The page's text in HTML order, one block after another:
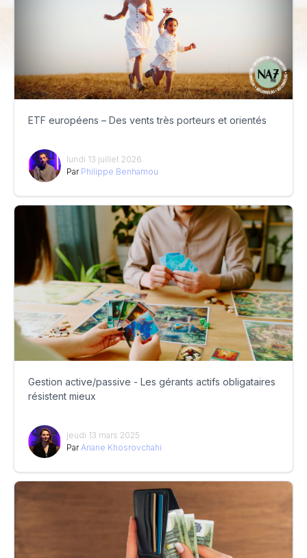
ETF européens – Des vents très porteurs et orientés
lundi 13 juillet 2026
Par Philippe Benhamou
Gestion active/passive - Les gérants actifs obligataires
résistent mieux
jeudi 13 mars 2025
Par Ariane Khosrovchahi